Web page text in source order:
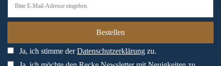
Ja, ich stimme derDatenschutzerklärung zu.